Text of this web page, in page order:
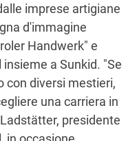
imprese artigiane
d'immagine
Handwerk" e
a Sunkid. "Se
con diversi mestieri,
una carriera in
presidente